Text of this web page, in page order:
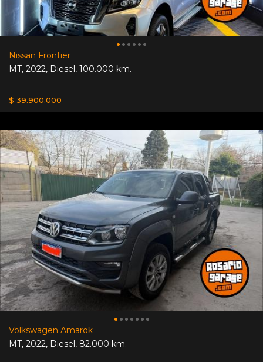
Nissan Frontier
MT, 2022, Diesel, 100.000 km.
$ 39.900.000
Volkswagen Amarok
MT, 2022, Diesel, 82.000 km.